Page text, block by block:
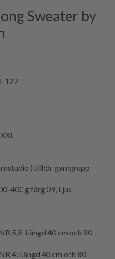
Sweater by
127
(tillhör garngrupp
400 g färg 09, Ljus
5,5: Längd 40 cm och 80
4: Längd 40 cm och 80